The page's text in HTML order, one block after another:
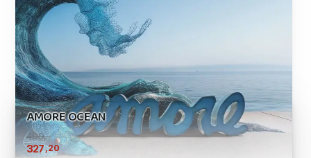
AMORE OCEAN
409,-
327,20